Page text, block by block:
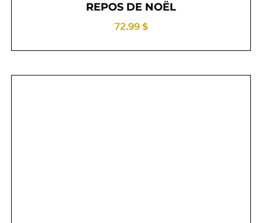
REPOS DE NOËL
72.99 $